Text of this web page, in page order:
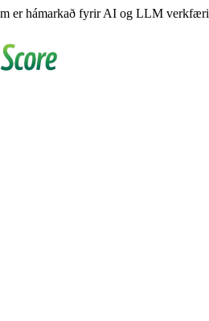
er hámarkað fyrir AI og LLM